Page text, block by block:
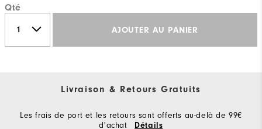
Qté
AJOUTER AU PANIER
Livraison & Retours Gratuits
Les frais de port et les retours sont offerts au-delà de 99€
d'achat
Détails